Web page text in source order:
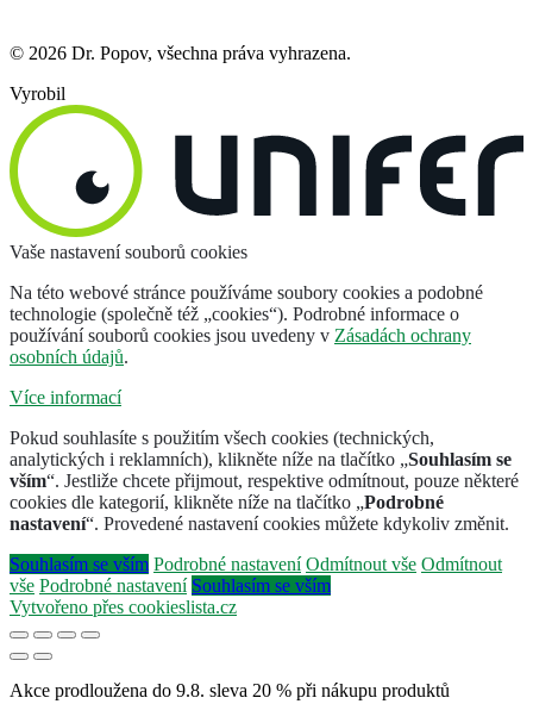
© 2026 Dr. Popov, všechna práva vyhrazena.
Vyrobil
Vaše nastavení souborů cookies
Na této webové stránce používáme soubory cookies a podobné
technologie (společně též „cookies“). Podrobné informace o
používání souborů cookies jsou uvedeny v Zásadách ochrany
osobních údajů.
Více informací
Pokud souhlasíte s použitím všech cookies (technických,
analytických i reklamních), klikněte níže na tlačítko „Souhlasím se
vším“. Jestliže chcete přijmout, respektive odmítnout, pouze některé
cookies dle kategorií, klikněte níže na tlačítko „Podrobné
nastavení“. Provedené nastavení cookies můžete kdykoliv změnit.
Souhlasím se vším Podrobné nastavení Odmítnout vše Odmítnout
vše Podrobné nastavení Souhlasím se vším
Vytvořeno přes cookieslista.cz
Akce prodloužena do 9.8. sleva 20 % při nákupu produktů